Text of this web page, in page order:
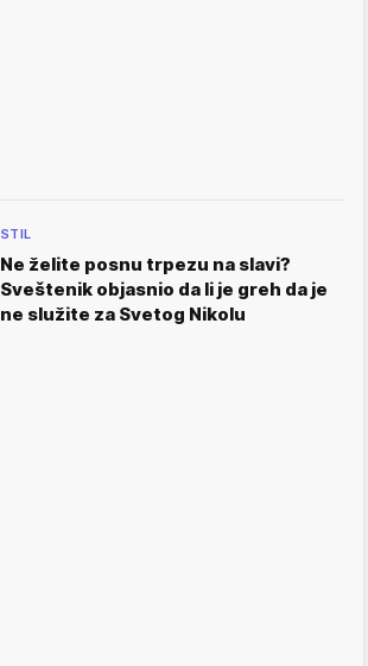
STIL
Ne želite posnu trpezu na slavi?
Sveštenik objasnio da li je greh da je
ne služite za Svetog Nikolu